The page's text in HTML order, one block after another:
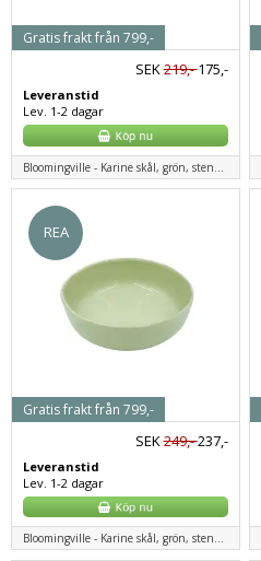
SEK219,-175,-
Leveranstid
Lev. 1-2 dagar
Gratis frakt från 799,-
REA
SEK249,-237,-
Leveranstid
Lev. 1-2 dagar
Gratis frakt från 799,-
Bloomingville - Karine skål, grön, stengods